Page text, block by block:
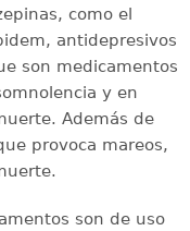
como el
antidepresivos
son medicamentos
y en
Además de
provoca mareos,
son de uso